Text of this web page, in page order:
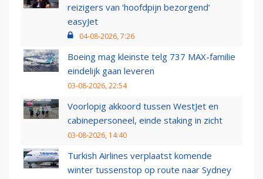
reizigers van ‘hoofdpijn bezorgend’
easyJet
04-08-2026, 7:26
Boeing mag kleinste telg 737 MAX-familie
eindelijk gaan leveren
03-08-2026, 22:54
Voorlopig akkoord tussen WestJet en
cabinepersoneel, einde staking in zicht
03-08-2026, 14:40
Turkish Airlines verplaatst komende
winter tussenstop op route naar Sydney